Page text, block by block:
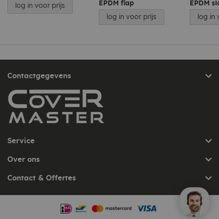
willen u graag voorzien van de juiste antwoorden!
log in voor prijs
EPDM flap
log in voor prijs
EPDM
log in
Contactgegevens
Service
Over ons
Contact & Offertes